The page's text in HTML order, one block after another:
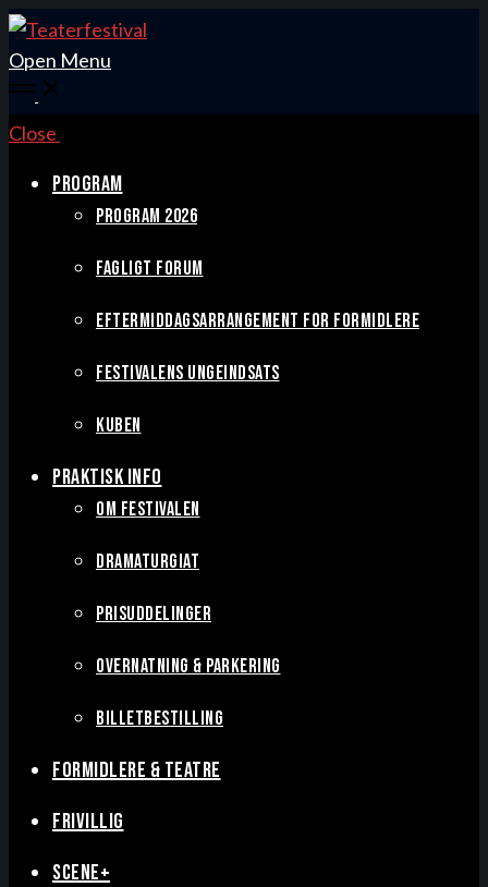
Open Menu
Close
PROGRAM
PROGRAM 2026
FAGLIGT FORUM
EFTERMIDDAGSARRANGEMENT FOR FORMIDLERE
FESTIVALENS UNGEINDSATS
KUBEN
PRAKTISK INFO
OM FESTIVALEN
DRAMATURGIAT
PRISUDDELINGER
OVERNATNING & PARKERING
BILLETBESTILLING
FORMIDLERE & TEATRE
FRIVILLIG
SCENE+